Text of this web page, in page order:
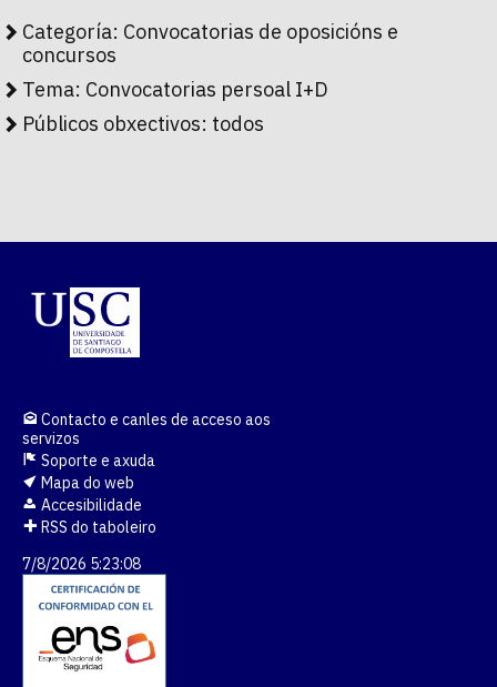
Categoría: Convocatorias de oposicións e
concursos
Tema: Convocatorias persoal I+D
Públicos obxectivos: todos
Contacto e canles de acceso aos
servizos
Soporte e axuda
Mapa do web
Accesibilidade
RSS do taboleiro
7/8/2026 5:23:08